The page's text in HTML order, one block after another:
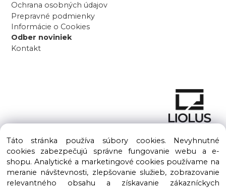
Ochrana osobných údajov
Prepravné podmienky
Informácie o Cookies
Odber noviniek
Kontakt
Copyright © 2016 – 2026 LIOLUS s.r.o. Všetky práva vyhradené.
Táto stránka používa súbory cookies. Nevyhnutné
cookies zabezpečujú správne fungovanie webu a e-
shopu. Analytické a marketingové cookies používame na
meranie návštevnosti, zlepšovanie služieb, zobrazovanie
relevantného obsahu a získavanie zákazníckych